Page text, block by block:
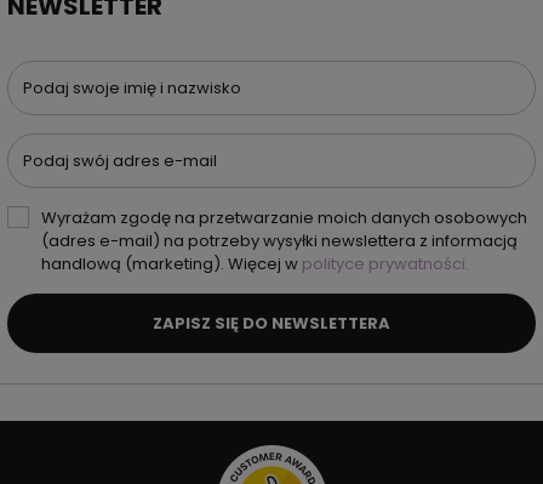
Podaj swoje imię i nazwisko
Podaj swój adres e-mail
Wyrażam zgodę na przetwarzanie moich danych osobowych
(adres e-mail) na potrzeby wysyłki newslettera z informacją
handlową (marketing). Więcej w polityce prywatności.
ZAPISZ SIĘ DO NEWSLETTERA